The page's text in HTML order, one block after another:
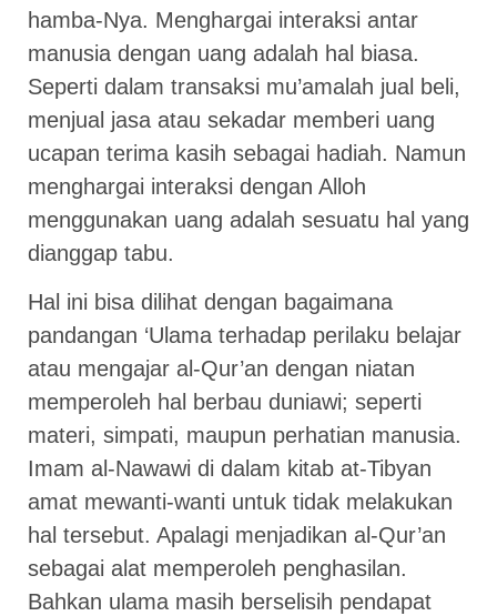
hamba-Nya. Menghargai interaksi antar
manusia dengan uang adalah hal biasa.
Seperti dalam transaksi mu’amalah jual beli,
menjual jasa atau sekadar memberi uang
ucapan terima kasih sebagai hadiah. Namun
menghargai interaksi dengan Alloh
menggunakan uang adalah sesuatu hal yang
dianggap tabu.
Hal ini bisa dilihat dengan bagaimana
pandangan ‘Ulama terhadap perilaku belajar
atau mengajar al-Qur’an dengan niatan
memperoleh hal berbau duniawi; seperti
materi, simpati, maupun perhatian manusia.
Imam al-Nawawi di dalam kitab at-Tibyan
amat mewanti-wanti untuk tidak melakukan
hal tersebut. Apalagi menjadikan al-Qur’an
sebagai alat memperoleh penghasilan.
Bahkan ulama masih berselisih pendapat